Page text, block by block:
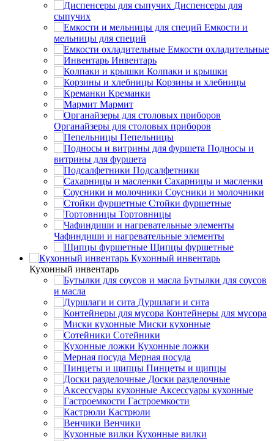
Диспенсеры для
сыпучих
Емкости и
мельницы для специй
Емкости охладительные
Инвентарь
Колпаки и крышки
Корзины и хлебницы
Креманки
Мармит
Органайзеры для столовых приборов
Пепельницы
Подносы и
витрины для фуршета
Подсалфетники
Сахарницы и масленки
Соусники и молочники
Стойки фуршетные
Тортовницы
Чафиндиши и нагревательные элементы
Щипцы фуршетные
Кухонный инвентарь
Кухонный инвентарь
Бутылки для соусов
и масла
Дуршлаги и сита
Контейнеры для мусора
Миски кухонные
Сотейники
Кухонные ложки
Мерная посуда
Пинцеты и щипцы
Доски разделочные
Аксессуары кухонные
Гастроемкости
Кастрюли
Венчики
Кухонные вилки